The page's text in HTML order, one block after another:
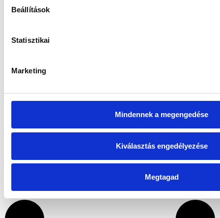
Beállítások
Statisztikai
Marketing
Mindennek a megengedése
Kiválasztás engedélyezése
Megtagad
Származtatott Részalap „I” sorozat
Gránit WM-1 Abszolút Hozamú